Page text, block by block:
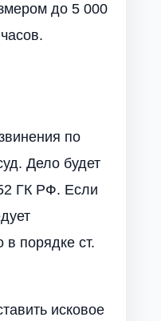
до 5 000
по
Дело будет
ГК РФ. Если
в порядке ст.
исковое